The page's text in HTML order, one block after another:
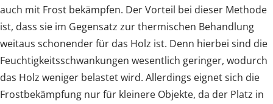
auch mit Frost bekämpfen. Der Vorteil bei dieser Methode
ist, dass sie im Gegensatz zur thermischen Behandlung
weitaus schonender für das Holz ist. Denn hierbei sind die
Feuchtigkeitsschwankungen wesentlich geringer, wodurch
das Holz weniger belastet wird. Allerdings eignet sich die
Frostbekämpfung nur für kleinere Objekte, da der Platz in